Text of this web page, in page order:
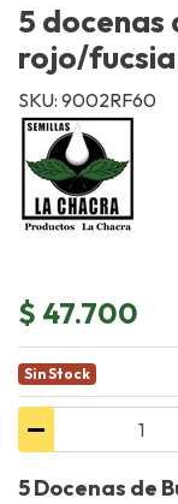
5 docenas
rojo/
SKU: 9002RF60
$ 47.700
Sin Stock
5 Docenas de